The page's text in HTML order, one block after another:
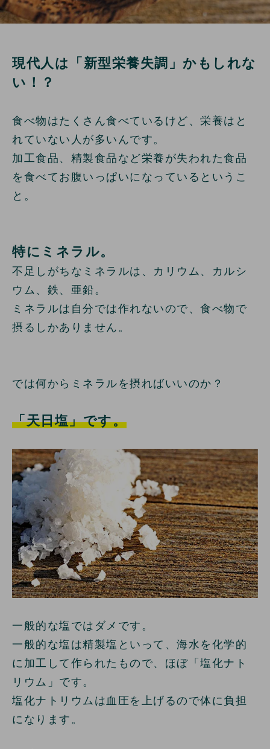
現代人は「新型栄養失調」かもしれな
い！？
食べ物はたくさん食べているけど、栄養はと
れていない人が多いんです。
加工食品、精製食品など栄養が失われた食品
を食べてお腹いっぱいになっているというこ
と。
特にミネラル。
不足しがちなミネラルは、カリウム、カルシ
ウム、鉄、亜鉛。
ミネラルは自分では作れないので、食べ物で
摂るしかありません。
では何からミネラルを摂ればいいのか？
「天日塩」です。
一般的な塩ではダメです。
一般的な塩は精製塩といって、海水を化学的
に加工して作られたもので、ほぼ「塩化ナト
リウム」です。
塩化ナトリウムは血圧を上げるので体に負担
になります。